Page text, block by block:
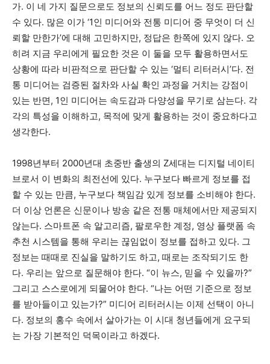
가. 이 네 가지 질문으로도 정보의 신뢰도를 어느 정도 판단할
수 있다. 많은 이가 ‘1인 미디어와 전통 미디어 중 무엇이 더 신
뢰할 만한가’에 대해 고민하지만, 정답은 한쪽에 있지 않다. 오
히려 지금 우리에게 필요한 것은 이 둘을 모두 활용하면서도
상황에 따라 비판적으로 판단할 수 있는 ‘멀티 리터러시’다. 전
통 미디어는 검증된 절차와 사실 확인 과정을 거치는 강점이
있는 반면, 1인 미디어는 속도감과 다양성을 무기로 삼는다. 각
각의 특성을 이해하고, 목적에 맞게 활용하는 것이 중요하다고
생각한다.
1998년부터 2000년대 초중반 출생의 Z세대는 디지털 네이티
브로서 이 변화의 최전선에 있다. 누구보다 빠르게 정보를 접
할 수 있는 만큼, 누구보다 책임감 있게 정보를 소비해야 한다.
더 이상 언론은 신문이나 방송 같은 전통 매체에서만 제공되지
않는다. 스마트폰 속 알고리즘, 팔로우한 계정, 영상 플랫폼 속
추천 시스템을 통해 우리는 끊임없이 정보를 접하고 있다. 그
정보는 때때로 진실을 말하기도 하고, 때로는 조작되기도 한
다. 우리는 앞으로 질문해야 한다. “이 뉴스, 믿을 수 있을까?”
그리고 스스로에게 되물어야 한다. “나는 어떤 기준으로 정보
를 받아들이고 있는가?” 미디어 리터러시는 이제 선택이 아니
다. 정보의 홍수 속에서 살아가는 이 시대 청년들에게 요구되
는 가장 기본적인 덕목이라고 하겠다.